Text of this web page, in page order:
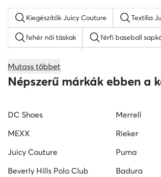
Kiegészítők Juicy Couture Textília
fehér női táskak férfi baseball
napszemüveg férfi KARL
Mutass többet
Népszerű márkák ebben a
DC Shoes Merrell
MEXX
Rieker
Juicy Couture
Puma
Beverly Hills Polo Club
Badura